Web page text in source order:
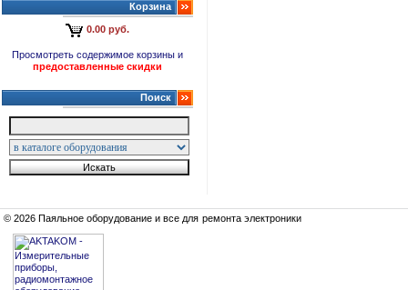
Корзина
0.00 руб.
Просмотреть содержимое корзины и
предоставленные скидки
Поиск
© 2026 Паяльное оборудование и все для ремонта электроники